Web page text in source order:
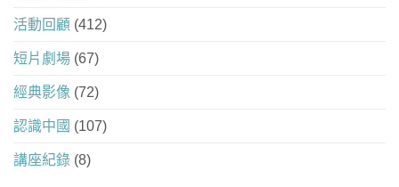
活動回顧 (412)
短片劇場 (67)
經典影像 (72)
認識中國 (107)
講座紀錄 (8)